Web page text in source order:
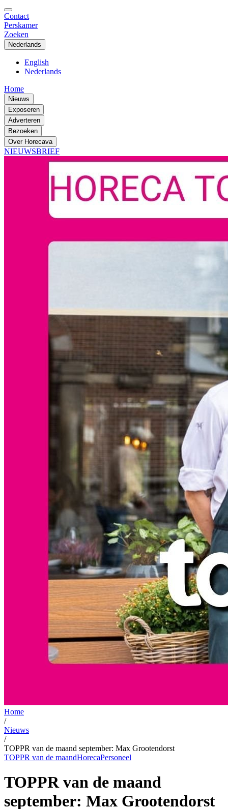
Contact
Perskamer
Zoeken
Nederlands
English
Nederlands
Home
Nieuws
Exposeren
Adverteren
Bezoeken
Over Horecava
NIEUWSBRIEF
Home
/
Nieuws
/
TOPPR van de maand september: Max Grootendorst
TOPPR van de maandHorecaPersoneel
TOPPR van de maand
september: Max Grootendorst